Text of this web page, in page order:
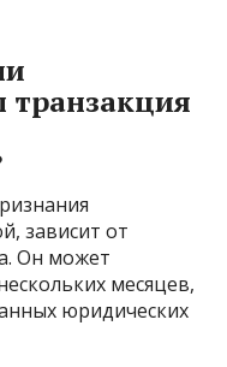
транзакция
зависит от
Он может
месяцев,
юридических